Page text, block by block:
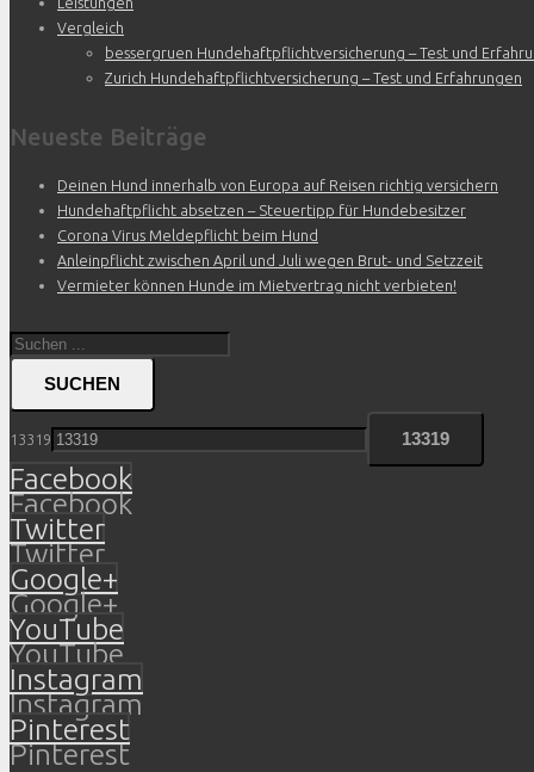
Vergleich
bessergruen Hundehaftpflichtversicherung – Test und
Zurich Hundehaftpflichtversicherung – Test und Erfahrungen
Neueste Beiträge
Deinen Hund innerhalb von Europa auf Reisen richtig versichern
Hundehaftpflicht absetzen – Steuertipp für Hundebesitzer
Corona Virus Meldepflicht beim Hund
Anleinpflicht zwischen April und Juli wegen Brut- und Setzzeit
Vermieter können Hunde im Mietvertrag nicht verbieten!
SUCHEN
13319
Facebook
Facebook
Twitter
Twitter
Google+
Google+
YouTube
YouTube
Instagram
Instagram
Pinterest
Pinterest